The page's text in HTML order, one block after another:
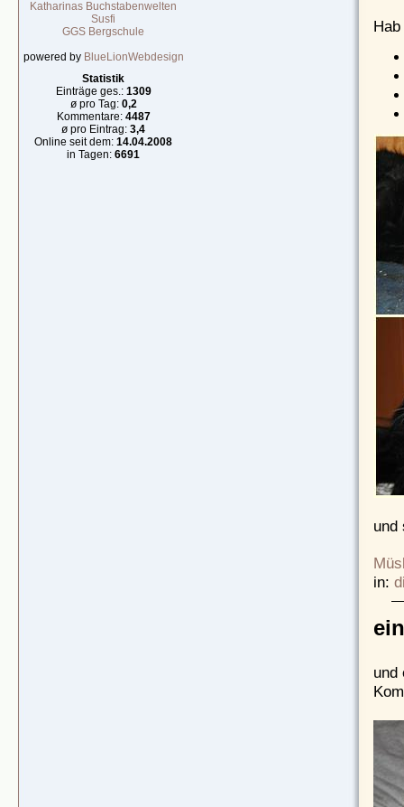
Katharinas Buchstabenwelten
Susfi
GGS Bergschule
powered by BlueLionWebdesign
Statistik
Einträge ges.: 1309
ø pro Tag: 0,2
Kommentare: 4487
ø pro Eintrag:3,4
Online seit dem:14.04.2008
in Tagen:6691
und
in:
und